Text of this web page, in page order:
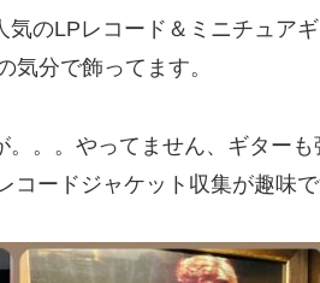
のLPレコード＆ミニチュア
気分で飾ってます。
。。やってません、ギターも
ードジャケット収集が趣味で